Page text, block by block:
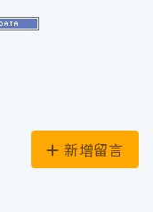
新增留言